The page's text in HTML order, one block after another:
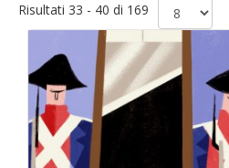
Risultati 33 - 40 di 169